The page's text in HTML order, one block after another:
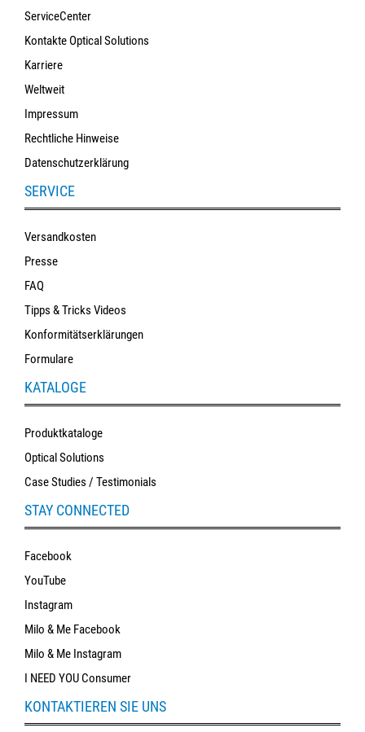
ServiceCenter
Kontakte Optical Solutions
Karriere
Weltweit
Impressum
Rechtliche Hinweise
Datenschutzerklärung
SERVICE
Versandkosten
Presse
FAQ
Tipps & Tricks Videos
Konformitätserklärungen
Formulare
KATALOGE
Produktkataloge
Optical Solutions
Case Studies / Testimonials
STAY CONNECTED
Facebook
YouTube
Instagram
Milo & Me Facebook
Milo & Me Instagram
I NEED YOU Consumer
KONTAKTIEREN SIE UNS